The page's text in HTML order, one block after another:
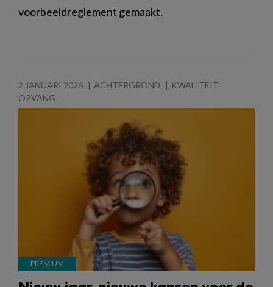
voorbeeldreglement gemaakt.
2 JANUARI 2026 ACHTERGROND
KWALITEIT
OPVANG